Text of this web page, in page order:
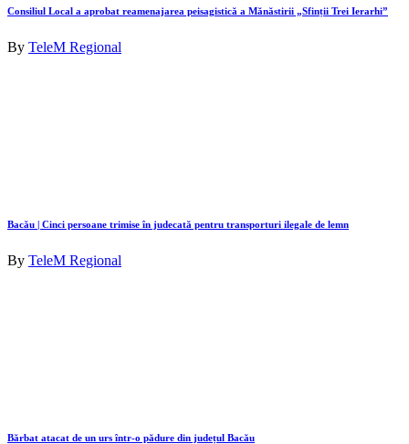
Consiliul Local a aprobat reamenajarea peisagistică a Mănăstirii „Sfinții Trei Ierarhi”
By TeleM Regional
Bacău | Cinci persoane trimise în judecată pentru transporturi ilegale de lemn
By TeleM Regional
Bărbat atacat de un urs într-o pădure din județul Bacău